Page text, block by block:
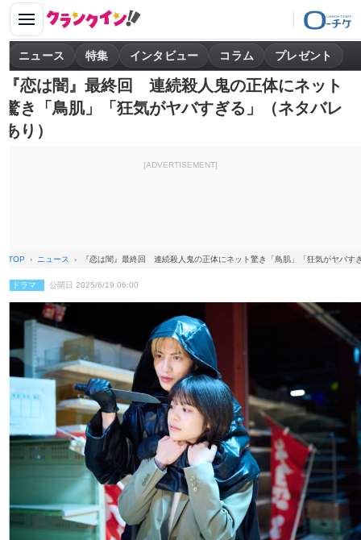
ニュース 特集 インタビュー コラム プレゼント
『恋は闇』最終回 連続殺人鬼の正体にネット
驚き「鳥肌」「狂気がヤバすぎる」（ネタバレ
あり）
[ADVERTISEMENT]
TOP ニュース 『恋は闇』最終回 連続殺人鬼の正体にネット驚き「鳥肌」「狂気がヤバす
ドラマ 公開日 2025/6/19 06:00